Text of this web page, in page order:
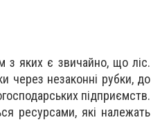
з яких є звичайно, що ліс.
через незаконні рубки, до
підприємств.
ресурсами, які належать